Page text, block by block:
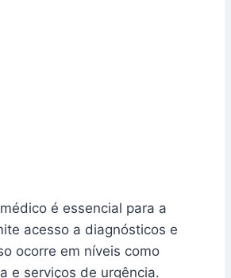
é essencial para a
acesso a diagnósticos e
ocorre em níveis como
e serviços de urgência.